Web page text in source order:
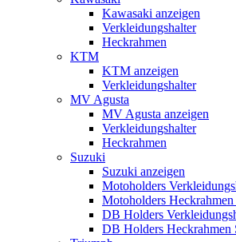
Kawasaki anzeigen
Verkleidungshalter
Heckrahmen
KTM
KTM anzeigen
Verkleidungshalter
MV Agusta
MV Agusta anzeigen
Verkleidungshalter
Heckrahmen
Suzuki
Suzuki anzeigen
Motoholders
Motoholders
DB Holders
DB Holders Heckrahmen